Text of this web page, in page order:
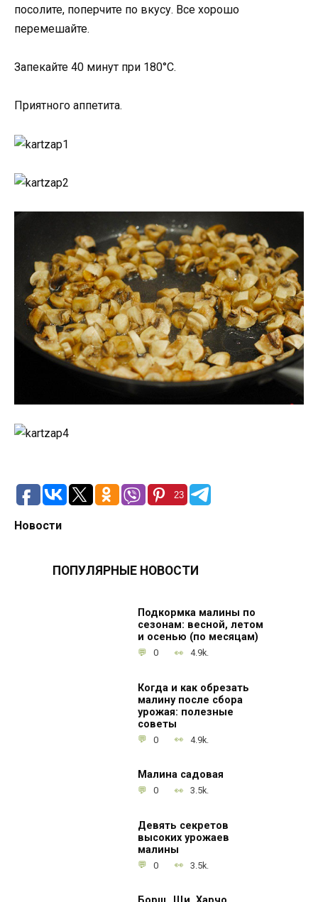
посолите, поперчите по вкусу. Все хорошо
перемешайте.
Запекайте 40 минут при 180°С.
Приятного аппетита.
23
Новости
ПОПУЛЯРНЫЕ НОВОСТИ
Подкормка малины по
сезонам: весной, летом
и осенью (по месяцам)
0 4.9k.
Когда и как обрезать
малину после сбора
урожая: полезные
советы
0 4.9k.
Малина садовая
0 3.5k.
Девять секретов
высоких урожаев
малины
0 3.5k.